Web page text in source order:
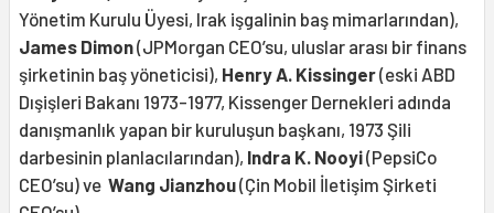
Yönetim Kurulu Üyesi, Irak işgalinin baş mimarlarından),
James Dimon(JPMorgan CEO’su, uluslar arası bir finans
şirketinin baş yöneticisi), Henry A. Kissinger(eski ABD
Dışişleri Bakanı 1973-1977, Kissenger Dernekleri adında
danışmanlık yapan bir kuruluşun başkanı, 1973 Şili
darbesinin planlacılarından), Indra K. Nooyi(PepsiCo
CEO’su) ve Wang Jianzhou(Çin Mobil İletişim Şirketi